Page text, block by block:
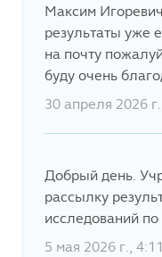
Максим
результаты уже
на почту
буду очень
30 апреля 2026
Добрый день.
рассылку
исследований
5 мая 2026 г., 4:11